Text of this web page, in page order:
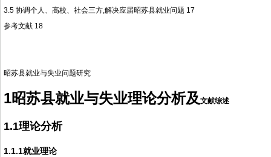
3.5 协调个人、高校、社会三方,解决应届昭苏县就业问题 17
参考文献 18
昭苏县就业与失业问题研究
1昭苏县就业与失业理论分析及 文献综述
1.1理论分析
1.1.1就业理论